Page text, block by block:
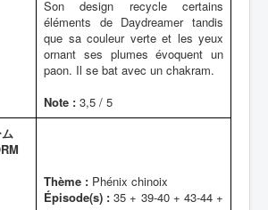
Son design recycle certains
éléments de Daydreamer tandis
que sa couleur verte et les yeux
ornant ses plumes évoquent un
paon. Il se bat avec un chakram.
Note : 3,5 / 5
Thème : Phénix chinoix
Épisode(s) : 35 + 39-40 + 43-44 +